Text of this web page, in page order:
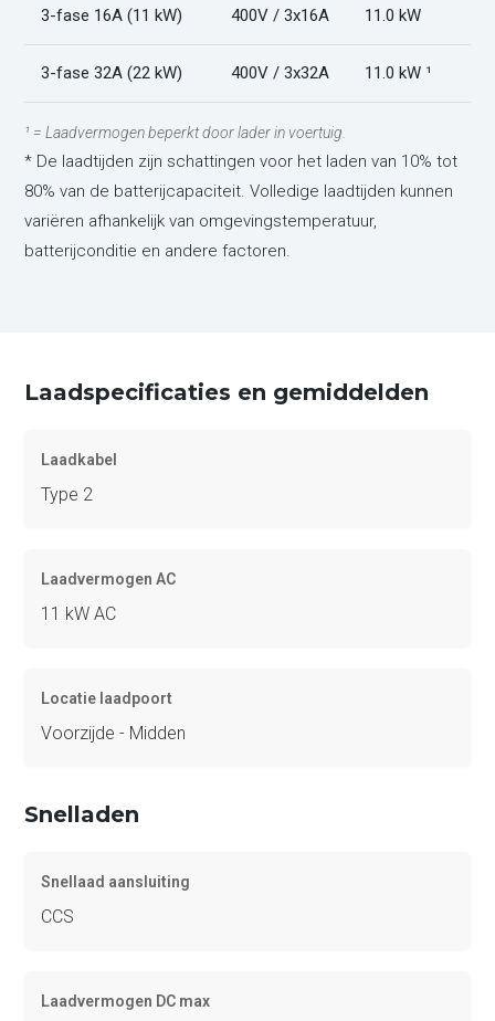
3-fase 16A (11 kW) 400V / 3x16A 11.0 kW
3-fase 32A (22 kW) 400V / 3x32A 11.0 kW ¹
¹ = Laadvermogen beperkt door lader in voertuig.
* De laadtijden zijn schattingen voor het laden van 10% tot
80% van de batterijcapaciteit. Volledige laadtijden kunnen
variëren afhankelijk van omgevingstemperatuur,
batterijconditie en andere factoren.
Laadspecificaties en gemiddelden
Laadkabel
Type 2
Laadvermogen AC
11 kW AC
Locatie laadpoort
Voorzijde - Midden
Snelladen
Snellaad aansluiting
CCS
Laadvermogen DC max